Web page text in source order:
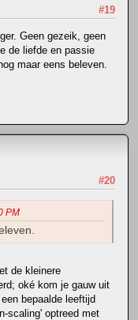
#19
Geen gezeik, geen
de liefde en passie
maar eens beleven.
#20
PM
de kleinere
oké kom je gauw uit
bepaalde leeftijd
scaling' optreed met